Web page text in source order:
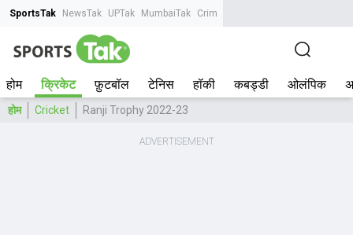
SportsTak NewsTak UPTak MumbaiTak CrimeTak
होम क्रिकेट फ़ुटबॉल टेनिस हॉकी कबड्डी ओलंपिक
होम Cricket Ranji Trophy 2022-23